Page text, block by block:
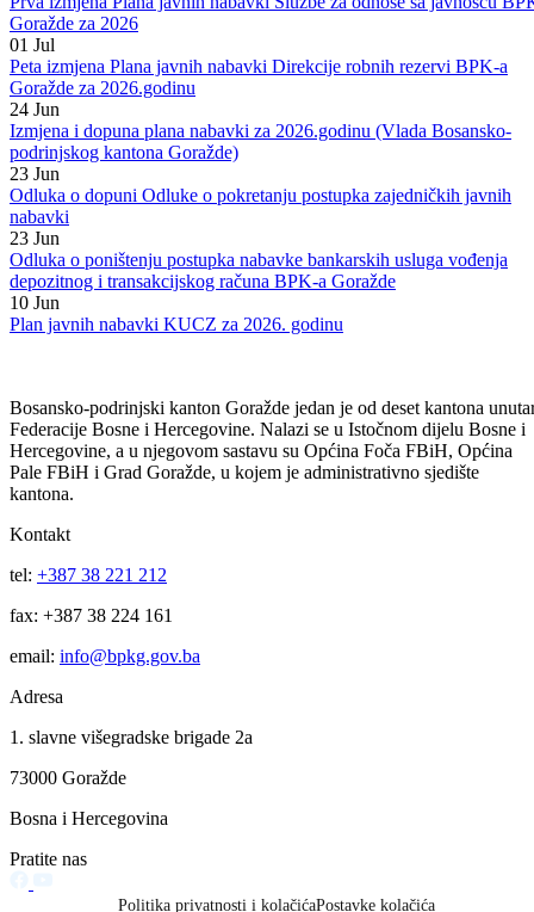
Javne nabavkeVidi sve
08 Jul
Prva izmjena Plana javnih nabavki Službe za odnose sa javnošću
Goražde za 2026
01 Jul
Peta izmjena Plana javnih nabavki Direkcije robnih rezervi BPK-a
Goražde za 2026.godinu
24 Jun
Izmjena i dopuna plana nabavki za 2026.godinu (Vlada Bosansko-
podrinjskog kantona Goražde)
23 Jun
Odluka o dopuni Odluke o pokretanju postupka zajedničkih javnih
nabavki
23 Jun
Odluka o poništenju postupka nabavke bankarskih usluga vođenja